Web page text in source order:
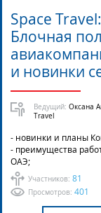
Участников: 81
Просмотров: 401
Space
Блочная
и новинки
Ведущий: Оксана
Travel
- новинки и планы
- преимущества
ОАЭ;